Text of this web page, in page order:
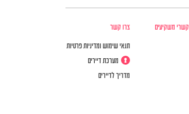
קשרי משקיעים צרו קשר
תנאי שימוש ומדיניות פרטיות
מערכת דיירים
מדריך לדיירים